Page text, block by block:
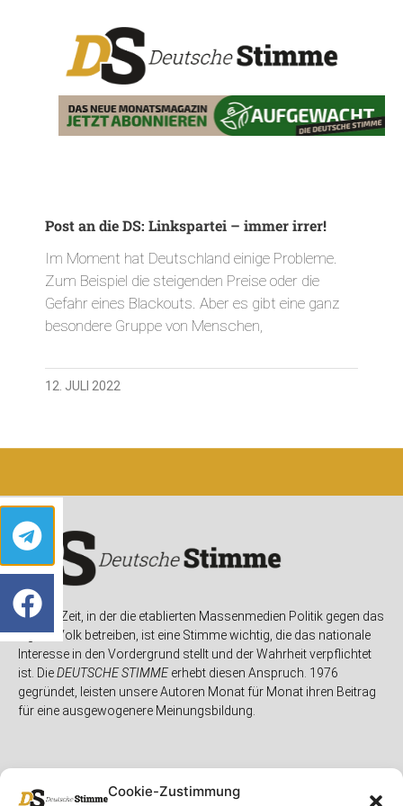
Cookie-Zustimmung
Post an die DS: Linkspartei – immer irrer!
Im Moment hat Deutschland einige Probleme.
Zum Beispiel die steigenden Preise oder die
Gefahr eines Blackouts. Aber es gibt eine ganz
besondere Gruppe von Menschen,
12. JULI 2022
In einer Zeit, in der die etablierten Massenmedien Politik gegen das
eigene Volk betreiben, ist eine Stimme wichtig, die das nationale
Interesse in den Vordergrund stellt und der Wahrheit verpflichtet
ist. DieDEUTSCHE STIMMEerhebt diesen Anspruch. 1976
gegründet, leisten unsere Autoren Monat für Monat ihren Beitrag
für eine ausgewogenere Meinungsbildung.